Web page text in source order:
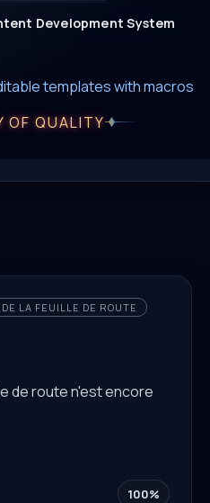
Development System
SQL macros support
OF QUALITY
LA FEUILLE DE ROUTE
de route n'est encore
100%